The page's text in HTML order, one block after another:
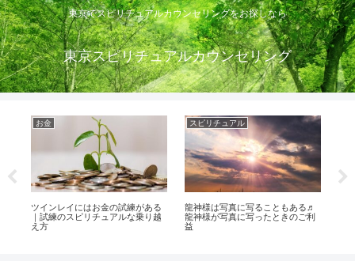
東京でスピリチュアルカウンセリングをお探しなら
東京スピリチュアルカウンセリング
お金
ツインレイにはお金の試練がある
｜試練のスピリチュアルな乗り越
え方
スピリチュアル
龍神様は写真に写ることもある♬
龍神様が写真に写ったときのご利
益